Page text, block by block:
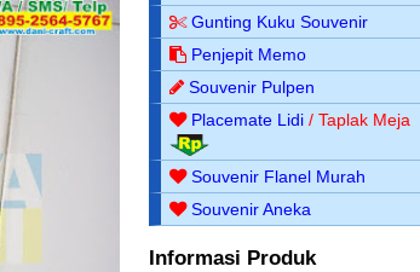
Gunting Kuku Souvenir
Penjepit Memo
Souvenir Pulpen
Placemate Lidi / Taplak Meja
Souvenir Flanel Murah
Souvenir Aneka
Informasi Produk